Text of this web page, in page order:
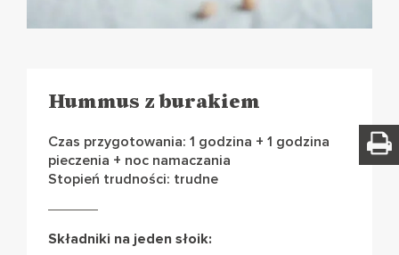
Hummus z burakiem
Czas przygotowania: 1 godzina + 1 godzina
pieczenia + noc namaczania
Stopień trudności: trudne
Składniki na jeden słoik: